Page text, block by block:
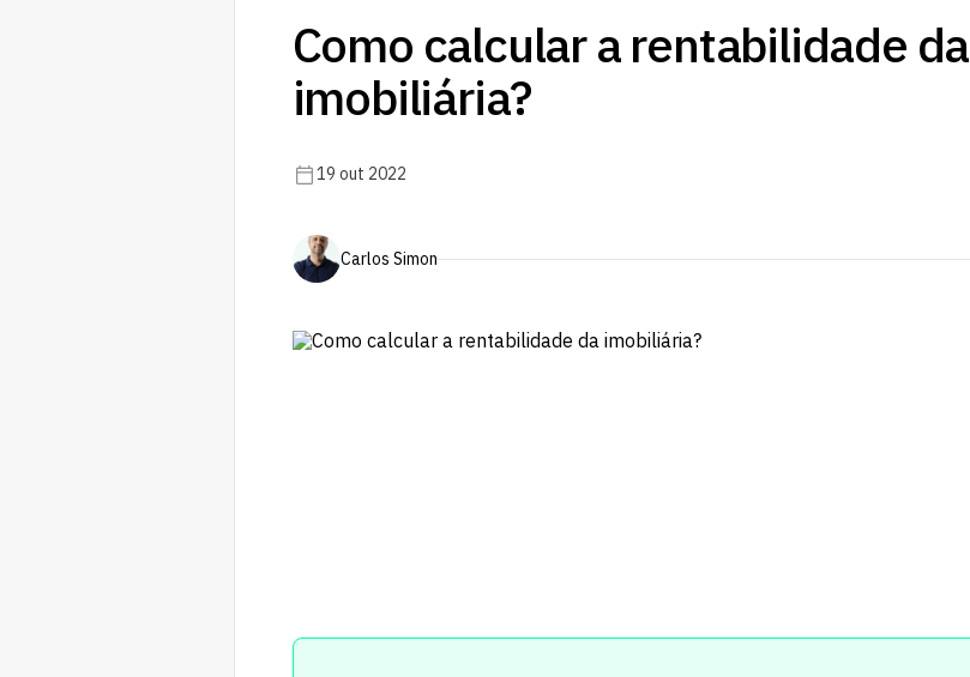
Como calcular a rentabilidade da
imobiliária?
19 out 2022
Carlos Simon